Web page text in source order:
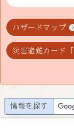
ハザードマップ
災害避難カード
情報を探す